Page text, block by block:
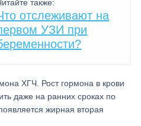
также:
отслеживают на
УЗИ при
ХГЧ. Рост гормона в крови
даже на ранних сроках по
жирная вторая